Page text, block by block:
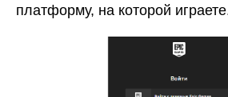
платформу, на которой